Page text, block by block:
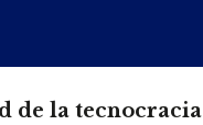
de la tecnocracia